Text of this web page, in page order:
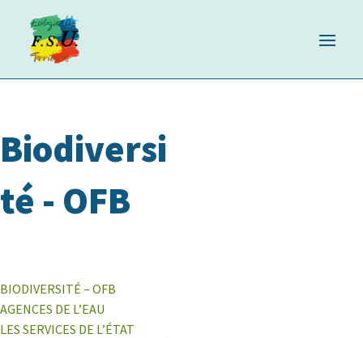
Biodiversi
té - OFB
BIODIVERSITÉ – OFB
AGENCES DE L’EAU
LES SERVICES DE L’ÉTAT